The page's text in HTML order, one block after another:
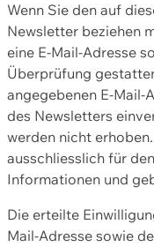
Wenn Sie den auf
Newsletter beziehen
eine E-Mail-Adresse
Überprüfung
angegebenen E-Mail-
des Newsletters
werden nicht
ausschliesslich für
Informationen und
Die erteilte
Mail-Adresse sowie